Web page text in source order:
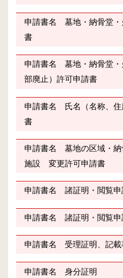
申請書名 墓地・納骨堂
書
申請書名 墓地・納骨堂
部廃止）許可申請書
申請書名 氏名（名称、住
書
申請書名 墓地の区域・納
施設 変更許可申請書
申請書名 諸証明・閲覧申
申請書名 諸証明・閲覧申
申請書名 受理証明、記載
申請書名 身分証明